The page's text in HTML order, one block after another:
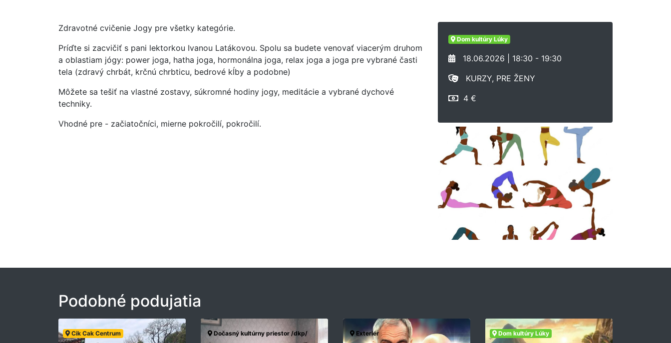
Zdravotné cvičenie Jogy pre všetky kategórie.
Príďte si zacvičiť s pani lektorkou Ivanou Latákovou. Spolu sa budete venovať viacerým druhom
a oblastiam jógy: power joga, hatha joga, hormonálna joga, relax joga a joga pre vybrané časti
tela (zdravý chrbát, krčnú chrbticu, bedrové kĺby a podobne)
Môžete sa tešiť na vlastné zostavy, súkromné hodiny jogy, meditácie a vybrané dychové
techniky.
Vhodné pre - začiatočníci, mierne pokročilí, pokročilí.
Dom kultúry Lúky
18.06.2026 | 18:30 - 19:30
KURZY, PRE ŽENY
4 €
Podobné podujatia
Cik Cak Centrum Dočasný kultúrny priestor /dkp/ Exteriér Dom kultúry Lúky